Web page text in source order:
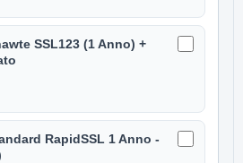
SSL123 (1 Anno) +
RapidSSL 1 Anno -